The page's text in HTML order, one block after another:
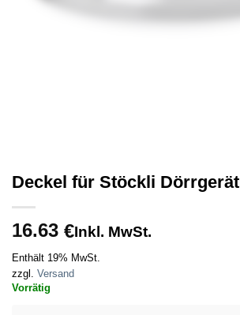
Deckel für Stöckli Dörrgerät
16.63 €Inkl. MwSt.
Enthält 19% MwSt.
zzgl. Versand
Vorrätig